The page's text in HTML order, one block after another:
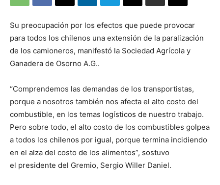
Su preocupación por los efectos que puede provocar
para todos los chilenos una extensión de la paralización
de los camioneros, manifestó la Sociedad Agrícola y
Ganadera de Osorno A.G..
“Comprendemos las demandas de los transportistas,
porque a nosotros también nos afecta el alto costo del
combustible, en los temas logísticos de nuestro trabajo.
Pero sobre todo, el alto costo de los combustibles golpea
a todos los chilenos por igual, porque termina incidiendo
en el alza del costo de los alimentos”, sostuvo
el presidente del Gremio, Sergio Willer Daniel.